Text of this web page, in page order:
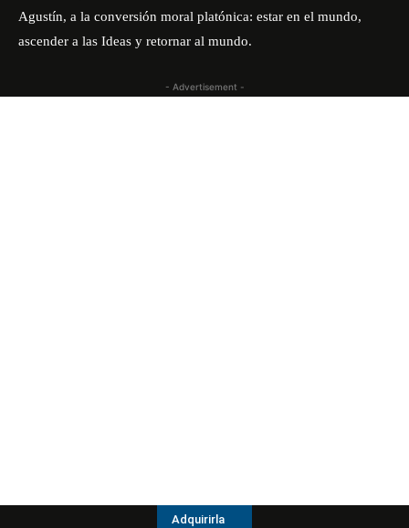
Agustín, a la conversión moral platónica: estar en el mundo,
ascender a las Ideas y retornar al mundo.
- Advertisement -
Adquirirla